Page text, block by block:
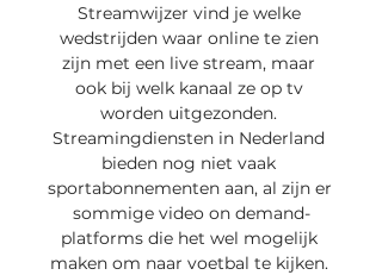
Streamwijzer vind je welke
wedstrijden waar online te zien
zijn met een live stream, maar
ook bij welk kanaal ze op tv
worden uitgezonden.
Streamingdiensten in Nederland
bieden nog niet vaak
sportabonnementen aan, al zijn er
sommige video on demand-
platforms die het wel mogelijk
maken om naar voetbal te kijken.